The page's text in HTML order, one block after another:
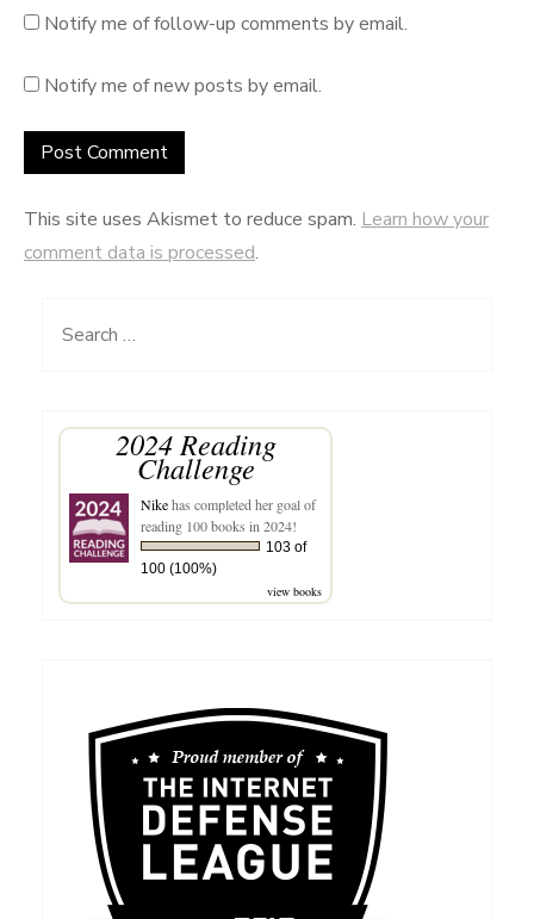
Notify me of follow-up comments by email.
Notify me of new posts by email.
This site uses Akismet to reduce spam. Learn how your
comment data is processed.
Search
2024 Reading
Challenge
Nikehas completed her goal of
reading 100 books in 2024!
103 of
100 (100%)
view books